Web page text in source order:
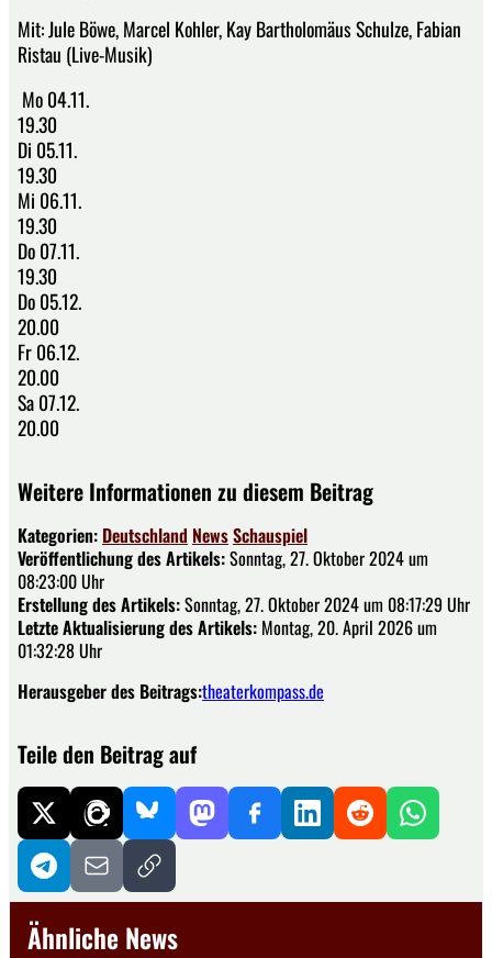
Mit: Jule Böwe, Marcel Kohler, Kay Bartholomäus Schulze, Fabian
Ristau (Live-Musik)
Mo 04.11.
19.30
Di 05.11.
19.30
Mi 06.11.
19.30
Do 07.11.
19.30
Do 05.12.
20.00
Fr 06.12.
20.00
Sa 07.12.
20.00
Weitere Informationen zu diesem Beitrag
Kategorien: Deutschland NewsSchauspiel
Veröffentlichung des Artikels:Sonntag, 27. Oktober 2024 um
08:23:00 Uhr
Erstellung des Artikels:Sonntag, 27. Oktober 2024 um 08:17:29 Uhr
Letzte Aktualisierung des Artikels: Montag, 20. April 2026 um
01:32:28 Uhr
Herausgeber des Beitrags:theaterkompass.de
Teile den Beitrag auf
Ähnliche News